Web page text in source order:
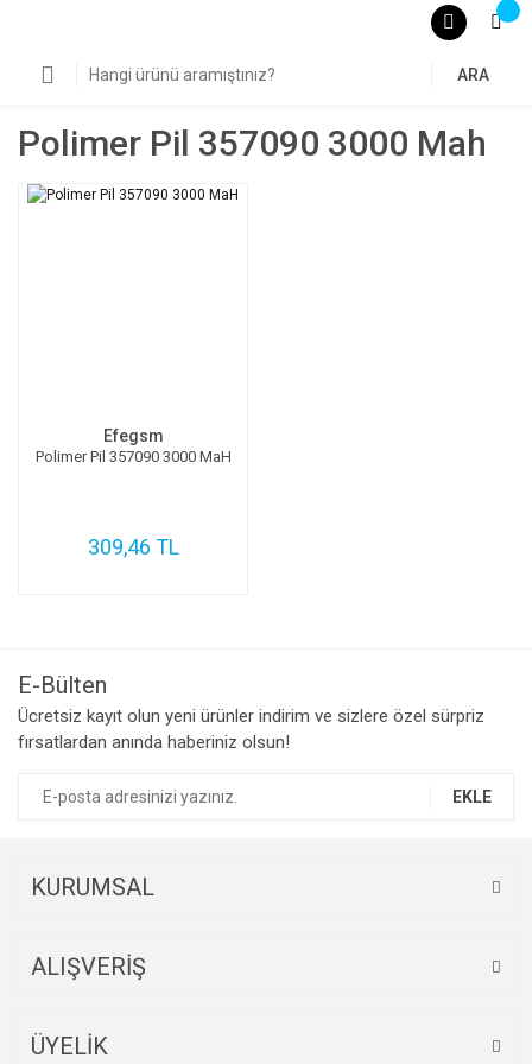
ARA
Polimer Pil 357090 3000 Mah
Efegsm
Polimer Pil 357090 3000 MaH
309,46 TL
E-Bülten
Ücretsiz kayıt olun yeni ürünler indirim ve sizlere özel sürpriz
fırsatlardan anında haberiniz olsun!
EKLE
KURUMSAL
ALIŞVERİŞ
ÜYELİK